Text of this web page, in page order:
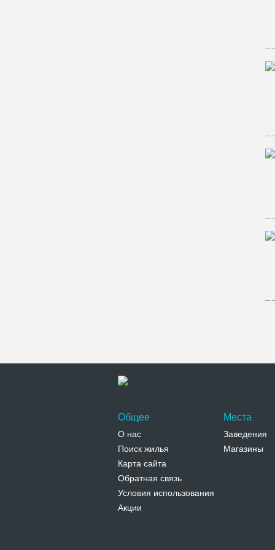
Общее
О нас
Поиск жилья
Карта сайта
Обратная связь
Условия использования
Акции
Места
Заведения
Магазины